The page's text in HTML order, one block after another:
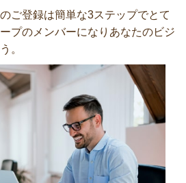
ークのバーチャルオ
み方法
ご登録は簡単な3ステップでとて
プのメンバーになりあなたのビジ